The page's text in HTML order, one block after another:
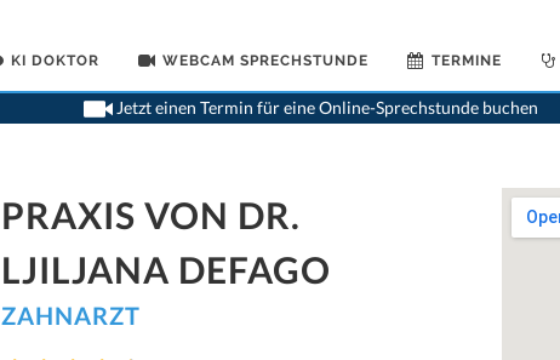
KI DOKTOR WEBCAM SPRECHSTUNDE TERMINE
Jetzt einen Termin für eine Online-Sprechstunde buchen
PRAXIS VON DR.
LJILJANA DEFAGO
ZAHNARZT